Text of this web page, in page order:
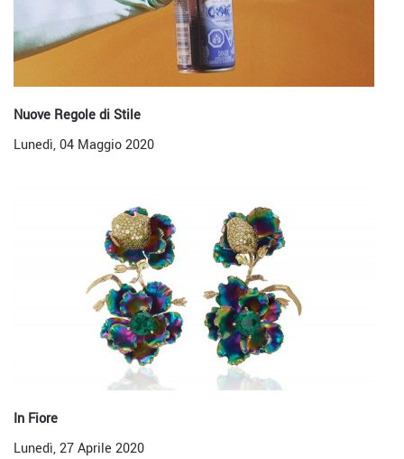
Nuove Regole di Stile
Lunedì, 04 Maggio 2020
In Fiore
Lunedì, 27 Aprile 2020